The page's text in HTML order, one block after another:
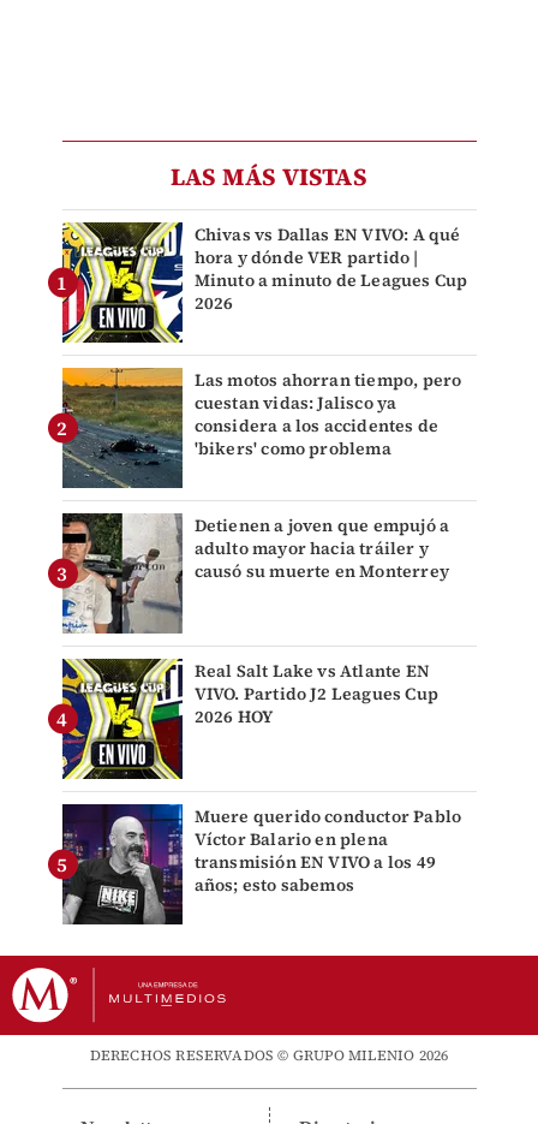
LAS MÁS VISTAS
Chivas vs Dallas EN VIVO: A qué
hora y dónde VER partido |
Minuto a minuto de Leagues Cup
2026
Las motos ahorran tiempo, pero
cuestan vidas: Jalisco ya
considera a los accidentes de
'bikers' como problema
Detienen a joven que empujó a
adulto mayor hacia tráiler y
causó su muerte en Monterrey
Real Salt Lake vs Atlante EN
VIVO. Partido J2 Leagues Cup
2026 HOY
Muere querido conductor Pablo
Víctor Balario en plena
transmisión EN VIVO a los 49
años; esto sabemos
DERECHOS RESERVADOS © GRUPO MILENIO 2026